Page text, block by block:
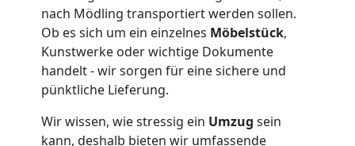
nach Mödling transportiert werden sollen.
Ob es sich um ein einzelnes Möbelstück,
Kunstwerke oder wichtige Dokumente
handelt - wir sorgen für eine sichere und
pünktliche Lieferung.
Wir wissen, wie stressig ein Umzug sein
kann, deshalb bieten wir umfassende
Firmenumzug
Leonding
Büroumzug